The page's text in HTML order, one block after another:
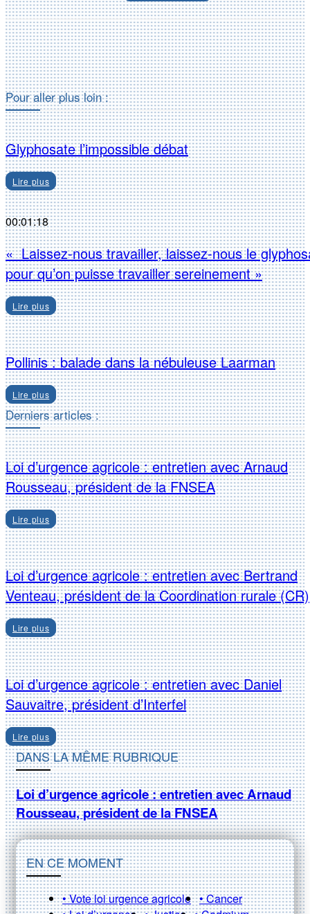
Facebook X
Pour aller plus loin :
Glyphosate l’impossible débat
Lire plus
00:01:18
« Laissez-nous travailler, laissez-nous le
pour qu’on puisse travailler sereinement »
Lire plus
Pollinis : balade dans la nébuleuse Laarman
Lire plus
Derniers articles :
Loi d’urgence agricole : entretien avec Arnaud
Rousseau, président de la FNSEA
Lire plus
Loi d’urgence agricole : entretien avec Bertrand
Venteau, président de la Coordination rurale (CR)
Lire plus
Loi d’urgence agricole : entretien avec Daniel
Sauvaitre, président d’Interfel
Lire plus
DANS LA MÊME RUBRIQUE
Loi d’urgence agricole : entretien avec Arnaud
Rousseau, président de la FNSEA
EN CE MOMENT
• Vote loi urgence agricole • Cancer